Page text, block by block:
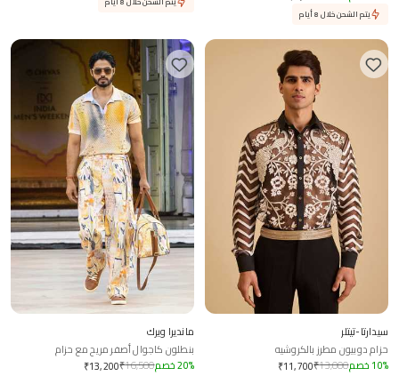
يتم الشحن خلال 8 أيام
سيدارتا-تيتلر
حزام دوبيون مطرز بالكروشيه
₹11,700₹13,000 10% خصم
مانديرا ويرك
بنطلون كاجوال أصفر مريح مع حزام
₹13,200₹16,500 20% خصم